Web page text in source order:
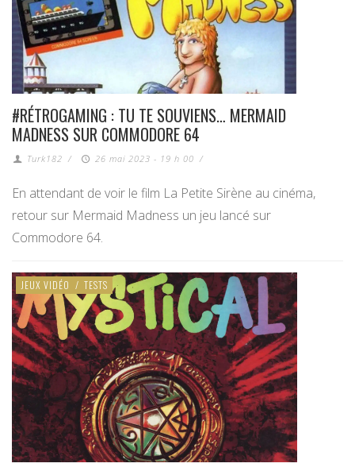
#RÉTROGAMING : TU TE SOUVIENS… MERMAID
MADNESS SUR COMMODORE 64
Turk182 / 26 mai 2023 - 19 h 00 /
En attendant de voir le film La Petite Sirène au cinéma,
retour sur Mermaid Madness un jeu lancé sur
Commodore 64.
JEUX VIDÉO / TESTS